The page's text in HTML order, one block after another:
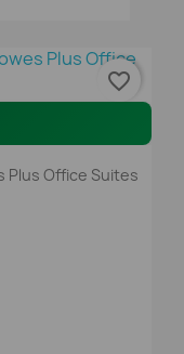
Plus Office Suites
favorite_border